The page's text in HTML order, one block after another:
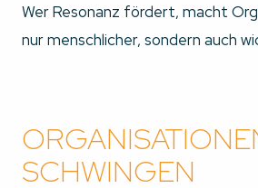
Wer Resonanz fördert, macht
nur menschlicher, sondern auch
SCHWINGEN